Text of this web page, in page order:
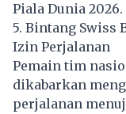
Piala Dunia 2026.
5. Bintang Swiss
Izin Perjalanan
Pemain tim
dikabarkan
perjalanan